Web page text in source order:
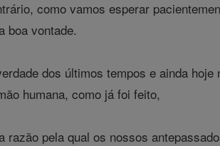
como vamos esperar
boa vontade.
dos últimos tempos e ainda
humana, como já foi feito,
razão pela qual os nossos